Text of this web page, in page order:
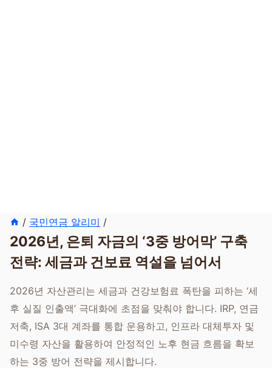
/ 국민연금 알리미 /
2026년, 은퇴 자금의 ‘3중 방어막’ 구축
전략: 세금과 건보료 역설을 넘어서
2026년 자산관리는 세금과 건강보험료 폭탄을 피하는 ‘세
후 실질 인출액’ 극대화에 초점을 맞춰야 합니다. IRP, 연금
저축, ISA 3대 계좌를 통합 운용하고, 인프라 대체투자 및
미수령 자산을 활용하여 안정적인 노후 현금 흐름을 확보
하는 3중 방어 전략을 제시합니다.